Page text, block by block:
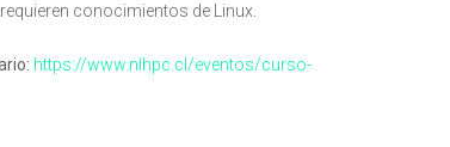
conocimientos de Linux.
https://www.nlhpc.cl/eventos/curso-